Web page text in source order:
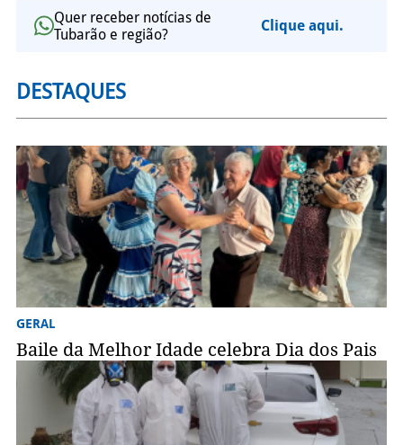
Quer receber notícias de
Tubarão e região?
Clique aqui.
DESTAQUES
GERAL
Baile da Melhor Idade celebra Dia dos Pais